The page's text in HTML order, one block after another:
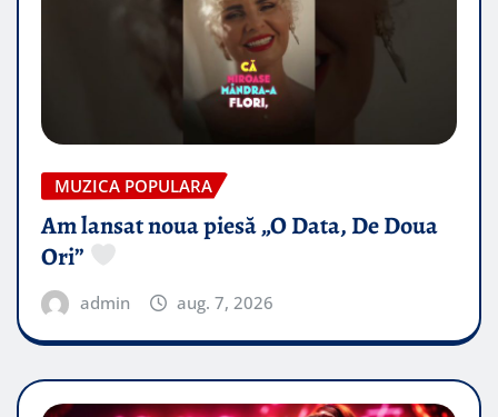
MUZICA POPULARA
Am lansat noua piesă „O Data, De Doua
Ori”
admin aug. 7, 2026